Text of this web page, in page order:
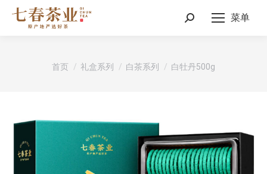
菜单
Search:
您在这里：
首页 礼盒系列 白茶系列 白牡丹500g